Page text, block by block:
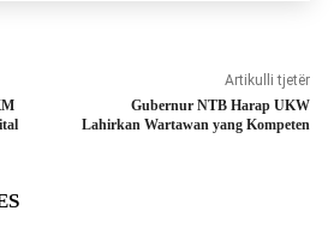
Artikulli tjetër
Gubernur NTB Harap UKW
Lahirkan Wartawan yang Kompeten